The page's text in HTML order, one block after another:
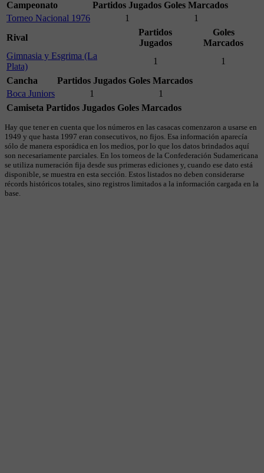
Campeonato Partidos Jugados Goles Marcados
Torneo Nacional 1976
1
1
Rival
Partidos
Jugados
Goles
Marcados
Gimnasia y Esgrima (La
Plata)
1
1
Cancha
Partidos Jugados Goles Marcados
Boca Juniors
1
1
Camiseta Partidos Jugados Goles Marcados
Hay que tener en cuenta que los números en las casacas comenzaron a usarse en
1949 y que hasta 1997 eran consecutivos, no fijos. Esa información aparecía
sólo de manera esporádica en los medios, por lo que los datos brindados aquí
son necesariamente parciales. En los torneos de la Confederación Sudamericana
se utiliza numeración fija desde sus primeras ediciones y, cuando ese dato está
disponible, se muestra en esta sección. Estos listados no deben considerarse
récords históricos totales, sino registros limitados a la información cargada en la
base.